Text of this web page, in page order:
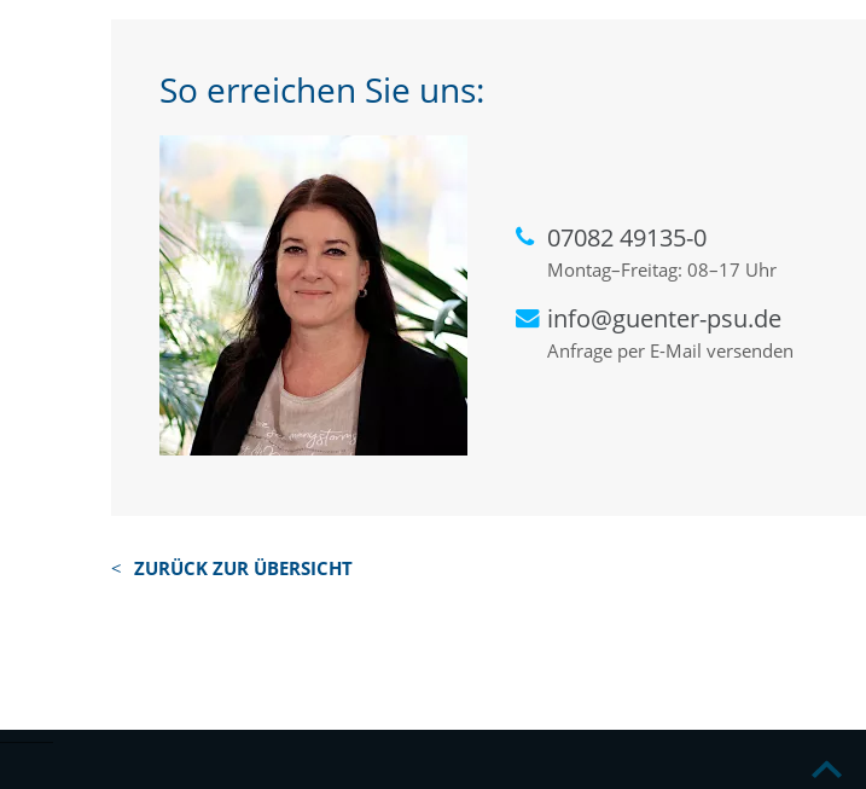
So erreichen Sie uns:
07082 49135-0
Montag–Freitag: 08–17 Uhr
info@guenter-psu.de
Anfrage per E-Mail versenden
ZURÜCK ZUR ÜBERSICHT